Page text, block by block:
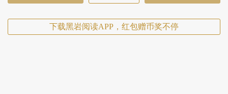
下载黑岩阅读APP，红包赠币奖不停